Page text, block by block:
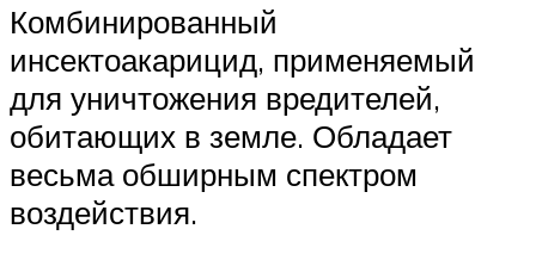
Комбинированный
инсектоакарицид, применяемый
для уничтожения вредителей,
обитающих в земле. Обладает
весьма обширным спектром
воздействия.